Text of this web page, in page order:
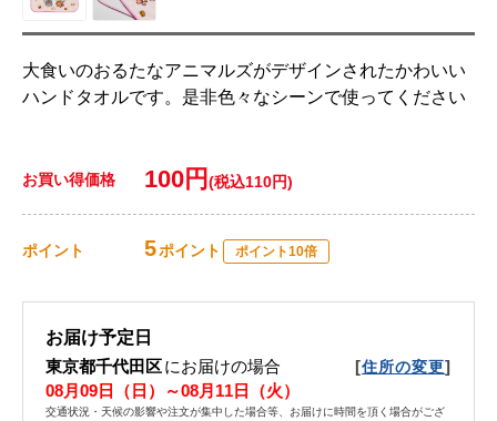
大食いのおるたなアニマルズがデザインされたかわいい
ハンドタオルです。是非色々なシーンで使ってください
お買い得価格 100円 (税込110円)
ポイント 5ポイント ポイント10倍
お届け予定日
東京都千代田区にお届けの場合 [住所の変更]
08月09日（日）～08月11日（火）
交通状況・天候の影響や注文が集中した場合等、お届けに時間を頂く場合がござ